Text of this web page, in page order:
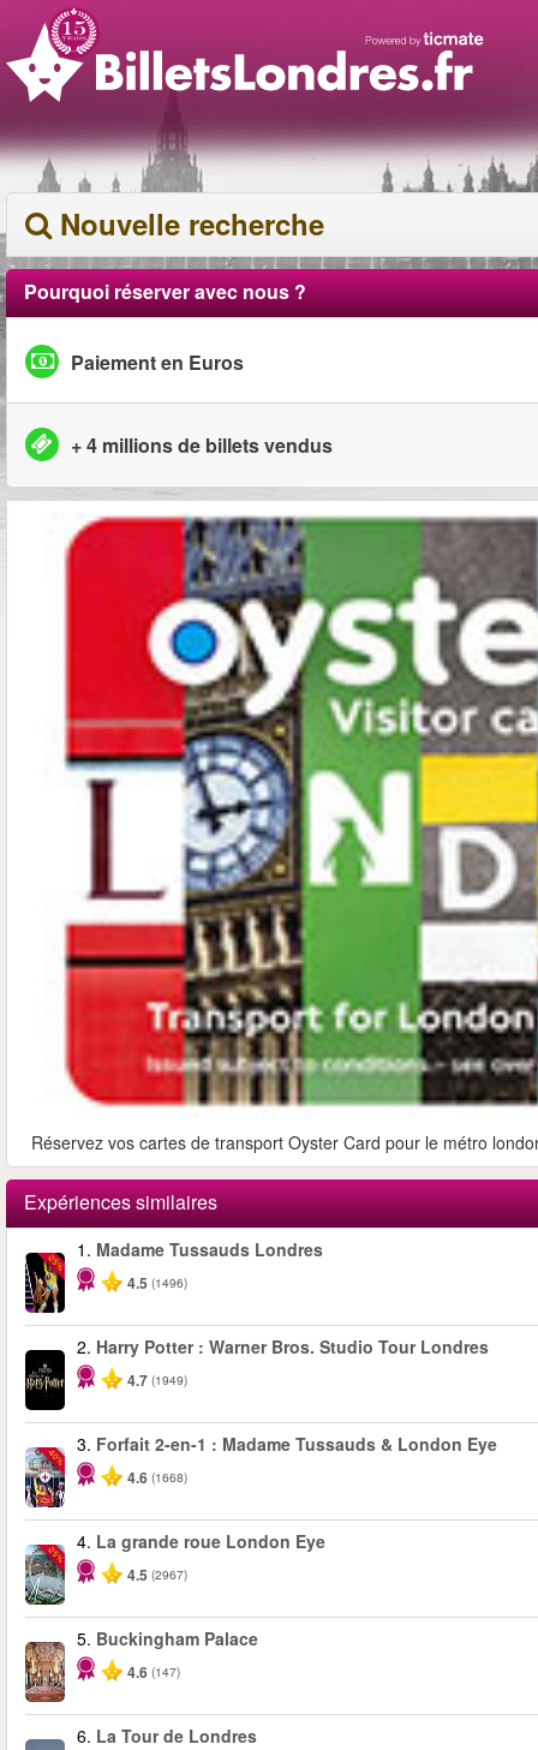
Nouvelle recherche
Pourquoi réserver avec nous ?
Paiement en Euros
+ 4 millions de billets vendus
Réservez vos cartes de transport Oyster Card pour le métro
Expériences similaires
-25%
1. Madame Tussauds Londres
4.5 (1496)
2. Harry Potter : Warner Bros. Studio Tour Londres
4.7 (1949)
-40%
3. Forfait 2-en-1 : Madame Tussauds & London Eye
4.6 (1668)
-25%
4. La grande roue London Eye
4.5 (2967)
5. Buckingham Palace
4.6 (147)
6. La Tour de Londres